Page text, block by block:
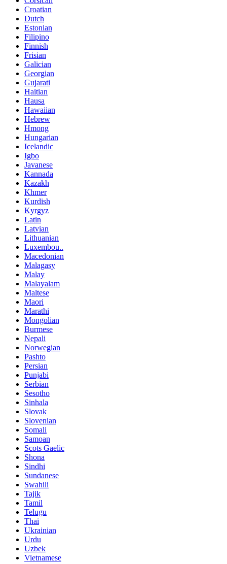
Croatian
Dutch
Estonian
Filipino
Finnish
Frisian
Galician
Georgian
Gujarati
Haitian
Hausa
Hawaiian
Hebrew
Hmong
Hungarian
Icelandic
Igbo
Javanese
Kannada
Kazakh
Khmer
Kurdish
Kyrgyz
Latin
Latvian
Lithuanian
Luxembou..
Macedonian
Malagasy
Malay
Malayalam
Maltese
Maori
Marathi
Mongolian
Burmese
Nepali
Norwegian
Pashto
Persian
Punjabi
Serbian
Sesotho
Sinhala
Slovak
Slovenian
Somali
Samoan
Scots Gaelic
Shona
Sindhi
Sundanese
Swahili
Tajik
Tamil
Telugu
Thai
Ukrainian
Urdu
Uzbek
Vietnamese